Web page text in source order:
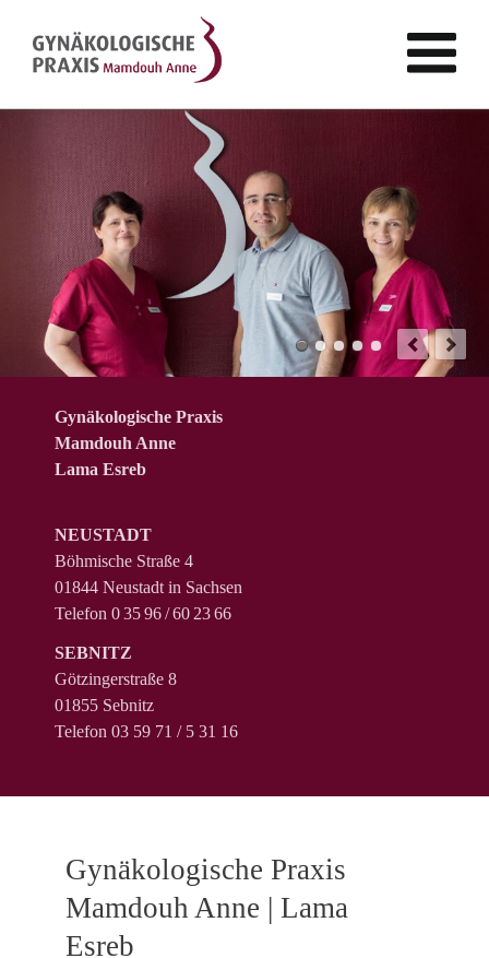
Gynäkologische Praxis
Mamdouh Anne
Lama Esreb
NEUSTADT
Böhmische Straße 4
01844 Neustadt in Sachsen
Telefon 0 35 96 / 60 23 66
SEBNITZ
Götzingerstraße 8
01855 Sebnitz
Telefon 03 59 71 / 5 31 16
Gynäkologische Praxis
Mamdouh Anne | Lama
Esreb